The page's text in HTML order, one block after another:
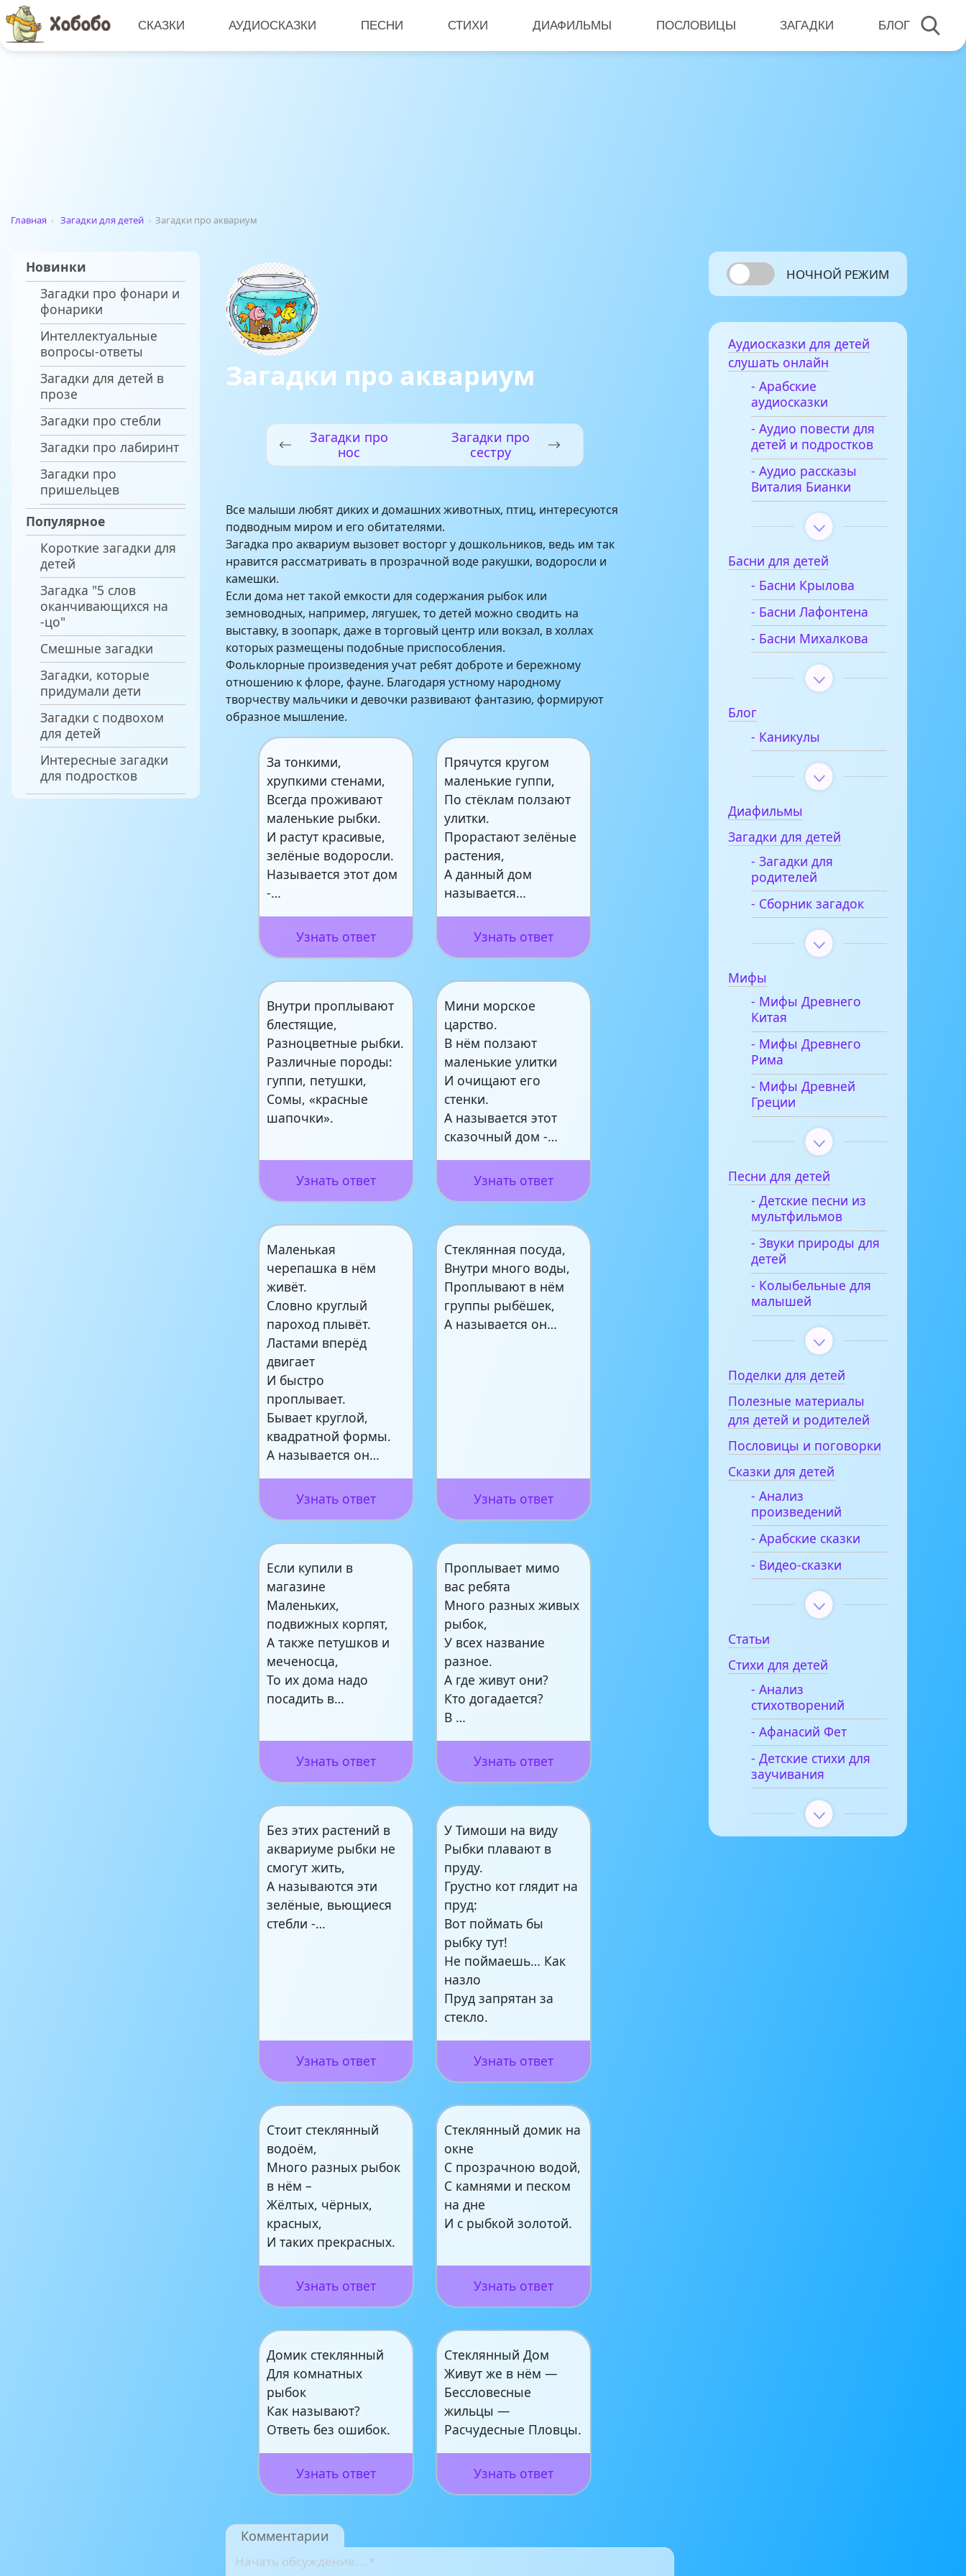
СКАЗКИ АУДИОСКАЗКИ ПЕСНИ СТИХИ ДИАФИЛЬМЫ ПОСЛОВИЦЫ ЗАГАДКИ БЛОГ
Главная › Загадки для детей › Загадки про аквариум
Новинки
Загадки про фонари и
фонарики
Интеллектуальные
вопросы-ответы
Загадки для детей в
прозе
Загадки про стебли
Загадки про лабиринт
Загадки про
пришельцев
Популярное
Короткие загадки для
детей
Загадка "5 слов
оканчивающихся на
-цо"
Смешные загадки
Загадки, которые
придумали дети
Загадки с подвохом
для детей
Интересные загадки
для подростков
Загадки про аквариум
Загадки про
нос
Загадки про
сестру
Все малыши любят диких и домашних животных, птиц, интересуются
подводным миром и его обитателями.
Загадка про аквариум вызовет восторг у дошкольников, ведь им так
нравится рассматривать в прозрачной воде ракушки, водоросли и
камешки.
Если дома нет такой емкости для содержания рыбок или
земноводных, например, лягушек, то детей можно сводить на
выставку, в зоопарк, даже в торговый центр или вокзал, в холлах
которых размещены подобные приспособления.
Фольклорные произведения учат ребят доброте и бережному
отношению к флоре, фауне. Благодаря устному народному
творчеству мальчики и девочки развивают фантазию, формируют
образное мышление.
За тонкими,
хрупкими стенами,
Всегда проживают
маленькие рыбки.
И растут красивые,
зелёные водоросли.
Называется этот дом
-…
Узнать ответ
Прячутся кругом
маленькие гуппи,
По стёклам ползают
улитки.
Прорастают зелёные
растения,
А данный дом
называется…
Узнать ответ
Внутри проплывают
блестящие,
Разноцветные рыбки.
Различные породы:
гуппи, петушки,
Сомы, «красные
шапочки».
Узнать ответ
Мини морское
царство.
В нём ползают
маленькие улитки
И очищают его
стенки.
А называется этот
сказочный дом -…
Узнать ответ
Маленькая
черепашка в нём
живёт.
Словно круглый
пароход плывёт.
Ластами вперёд
двигает
И быстро
проплывает.
Бывает круглой,
квадратной формы.
А называется он…
Узнать ответ
Стеклянная посуда,
Внутри много воды,
Проплывают в нём
группы рыбёшек,
А называется он…
Узнать ответ
Если купили в
магазине
Маленьких,
подвижных корпят,
А также петушков и
меченосца,
То их дома надо
посадить в…
Узнать ответ
Проплывает мимо
вас ребята
Много разных живых
рыбок,
У всех название
разное.
А где живут они?
Кто догадается?
В …
Узнать ответ
Без этих растений в
аквариуме рыбки не
смогут жить,
А называются эти
зелёные, вьющиеся
стебли -…
Узнать ответ
У Тимоши на виду
Рыбки плавают в
пруду.
Грустно кот глядит на
пруд:
Вот поймать бы
рыбку тут!
Не поймаешь… Как
назло
Пруд запрятан за
стекло.
Узнать ответ
Стоит стеклянный
водоём,
Много разных рыбок
в нём –
Жёлтых, чёрных,
красных,
И таких прекрасных.
Узнать ответ
Стеклянный домик на
окне
С прозрачною водой,
С камнями и песком
на дне
И с рыбкой золотой.
Узнать ответ
Домик стеклянный
Для комнатных
рыбок
Как называют?
Ответь без ошибок.
Узнать ответ
Стеклянный Дом
Живут же в нём —
Бессловесные
жильцы —
Расчудесные Пловцы.
Узнать ответ
Комментарии
НОЧНОЙ РЕЖИМ
Аудиосказки для детей
слушать онлайн
- Арабские
аудиосказки
- Аудио повести для
детей и подростков
- Аудио рассказы
Виталия Бианки
Басни для детей
- Басни Крылова
- Басни Лафонтена
- Басни Михалкова
Блог
- Каникулы
Диафильмы
Загадки для детей
- Загадки для
родителей
- Сборник загадок
Мифы
- Мифы Древнего
Китая
- Мифы Древнего
Рима
- Мифы Древней
Греции
Песни для детей
- Детские песни из
мультфильмов
- Звуки природы для
детей
- Колыбельные для
малышей
Поделки для детей
Полезные материалы
для детей и родителей
Пословицы и поговорки
Сказки для детей
- Анализ
произведений
- Арабские сказки
- Видео-сказки
Статьи
Стихи для детей
- Анализ
стихотворений
- Афанасий Фет
- Детские стихи для
заучивания